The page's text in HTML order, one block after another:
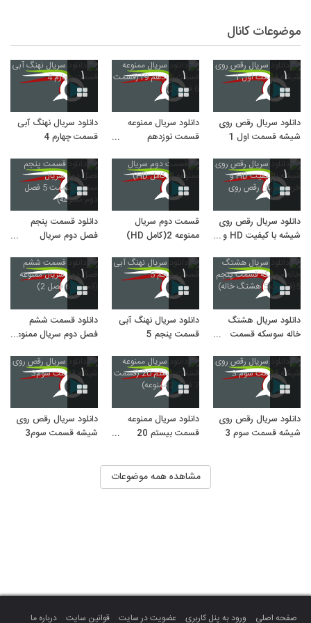
موضوعات کانال
۱
دانلود سریال رقص روی
شیشه قسمت اول 1
۱
دانلود سریال ممنوعه
قسمت نوزدهم
۱
دانلود سریال نهنگ آبی
قسمت چهارم 4
۱
دانلود سریال رقص روی
شیشه با کیفیت HD و
۱
قسمت دوم سریال
ممنوعه 2(کامل HD)
۱
دانلود قسمت پنجم
فصل دوم سریال
دوم ممنوعه)
۱
دانلود سریال هشتگ
خاله سوسکه قسمت
هشتگ خاله)
۱
دانلود سریال نهنگ آبی
قسمت پنجم 5
۱
دانلود قسمت ششم
فصل دوم سریال ممنوعه
۱
دانلود سریال رقص روی
شیشه قسمت سوم 3
۱
دانلود سریال ممنوعه
قسمت بیستم 20
ممنوعه)
۱
دانلود سریال رقص روی
شیشه قسمت سوم3
مشاهده همه موضوعات
صفحه اصلی ورود به پنل کاربری عضویت در سایت قوانین سایت درباره ما